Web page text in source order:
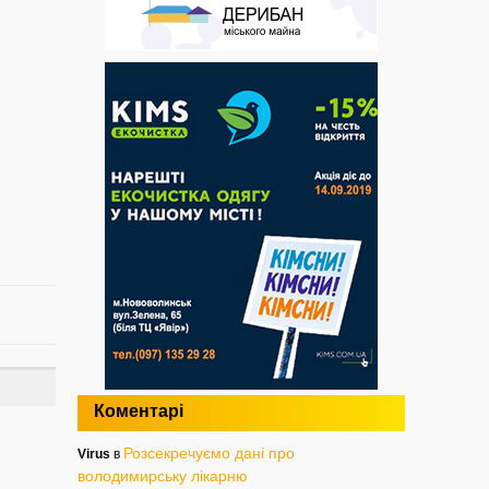
Коментарі
Virus в Розсекречуємо дані про
володимирську лікарню